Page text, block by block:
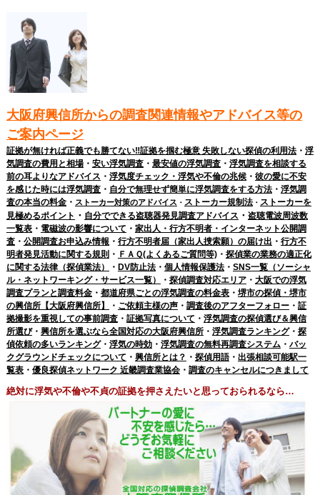
大阪府興信所からの調査関連情報やアドバイス等の
ご案内ページ
証拠が無ければ正義でも勝てない‼証拠を掴む極意 失敗しない探偵の利用法・ 浮
気調査の費用と相場・ 安い浮気調査・ 最安値の浮気調査・ 浮気調査を相談する
前の耳よりなアドバイス ・ 浮気度チェック・浮気や不倫の兆候・ 彼の愛に不安
を感じた時には浮気調査・ 自分で無理せず簡単に浮気調査をする方法・ 浮気調
査の本当の料金・ ストーカー対策のアドバイス ・ ストーカー規制法・ ストーカーを
見極めるポイント ・ 自分でできる盗聴器発見調査アドバイス ・ 盗聴電波周波数
一覧表・ 電磁波の影響について ・ 家出人・行方不明者・インターネット公開調
査・ 公開調査お申込み情報 ・ 行方不明者届（家出人捜索願）の届け出 ・ 行方不
明者発見活動に関する規則 ・ ＦＡＱ(よくあるご質問等)・ 探偵業の業務の適正化
に関する法律（探偵業法）
・ DV防止法・ 個人情報保護法・ SNS一覧（ソーシャ
ル・ネットワーキング・サービス一覧）
・ 探偵調査対応エリア・ 大阪での浮気
調査プランと調査料金・ 都道府県ごとの浮気調査の料金表・ 堺市の探偵・堺市
の興信所【大阪府興信所】
・ ご依頼主様の声・ 調査後のアフターフォロー・ 証
拠撮影を重視しての事前調査・ 証拠写真について ・ 浮気調査の探偵選び＆興信
所選び・ 興信所を選ぶなら全国対応の大阪府興信所・ 浮気調査ランキング・ 探
偵依頼の多いランキング・ 浮気の時効・ 浮気調査の無料再調査システム・ バッ
クグラウンドチェックについて ・ 興信所とは？ ・ 探偵用語・ 出張相談可能駅一
覧表・ 優良探偵ネットワーク 近畿調査業協会・ 調査のキャンセルにつきまして
絶対に浮気や不倫や不貞の証拠を押さえたいと思っておられるなら…